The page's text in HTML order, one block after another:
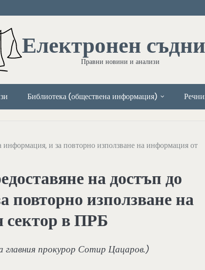
Електронен
Правни новини и анализи
Библиотека (обществена информация)
и за повторно използване на информация от
на достъп до
повторно използване на
сектор в ПРБ
прокурор Сотир Цацаров.)